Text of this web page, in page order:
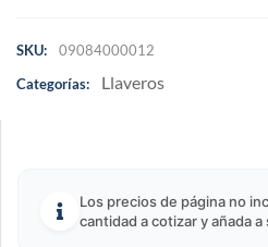
SKU:
09084000012
Categorías:
Llaveros
Los precios de página no
cantidad a cotizar y añada